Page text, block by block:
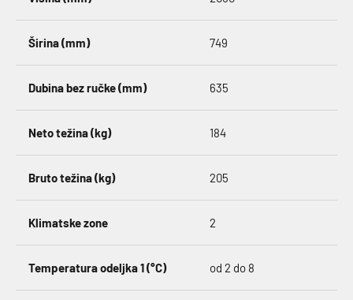
Širina (mm) 749
Dubina bez ručke (mm) 635
Neto težina (kg) 184
Bruto težina (kg) 205
Klimatske zone 2
Temperatura odeljka 1 (°C) od 2 do 8